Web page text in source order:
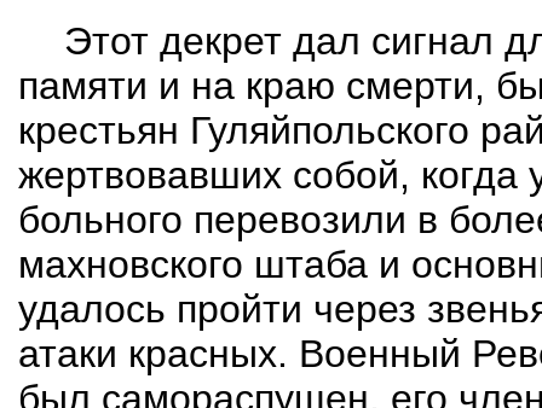
Этот декрет дал сигнал
памяти и на краю смерти,
крестьян Гуляйпольского
жертвовавших собой, когда
больного перевозили в
махновского штаба и
удалось пройти через
атаки красных. Военный
был самораспущен, его